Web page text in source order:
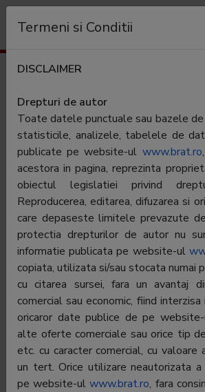
news.ro
Categorie:Stiri si analize
Contractor SATI: eAd.ro Interactive SRL
Director general: Orlando Nicoara
Reprezentant
BRAT:
Corina Matei
Bulevardul Nicolae
Birou 1,Sector 1
Telefon: n/a
matei.corina@gmail.com
Regie publicitate: eAd.ro Interactive SRL
Departament
-
Termeni si Conditii
DISCLAIMER
Drepturi de autor
Toate datele punctuale sau bazele
statisticile, analizele, tabelele de
publicate pe website-ul www.brat.ro
acestora in pagina, reprezinta
obiectul legislatiei privind
Reproducerea, editarea, difuzarea si
care depaseste limitele prevazute
protectia drepturilor de autor nu
informatie publicata pe website-ul
copiata, utilizata si/sau stocata numai
cu citarea sursei, fara un avantaj
comercial sau economic, fiind
oricaror date publice de pe
alte oferte comerciale sau orice tip
etc. cu caracter comercial, cu valoare
un tert. Orice utilizare neautorizata
pe website-ulwww.brat.ro, fara